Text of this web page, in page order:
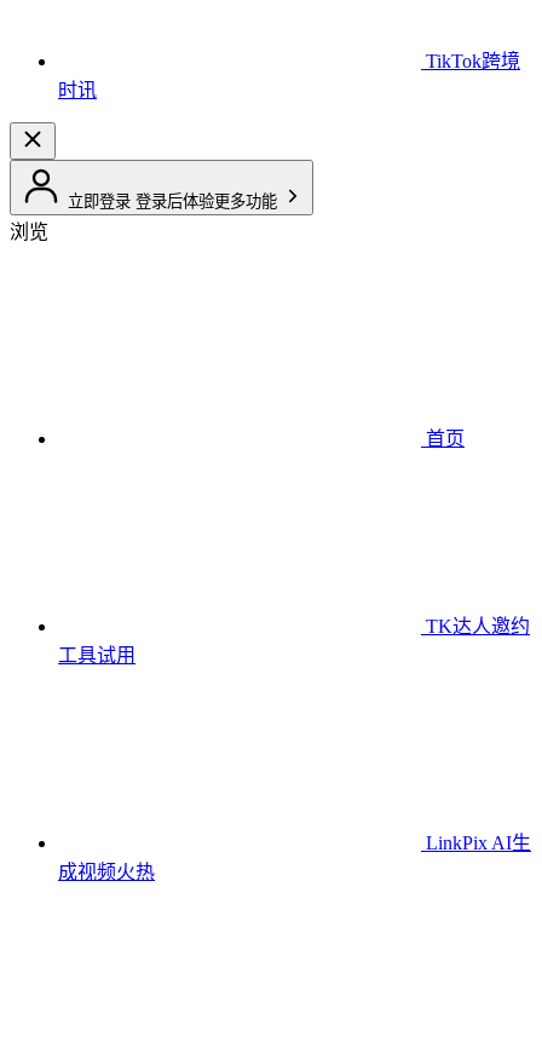
TikTok跨境
时讯
立即登录 登录后体验更多功能
浏览
首页
TK达人邀约
工具试用
LinkPix AI生
成视频火热